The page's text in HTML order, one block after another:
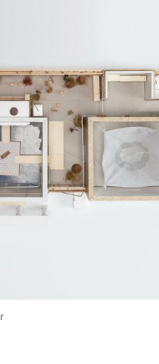
Architecture Center